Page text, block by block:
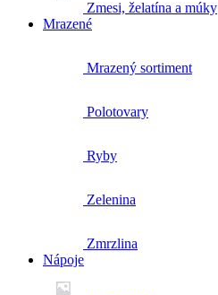
Zmesi, želatína a múky
Mrazené
Mrazený sortiment
Polotovary
Ryby
Zelenina
Zmrzlina
Nápoje